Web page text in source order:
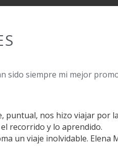
sido siempre mi mejor
puntual, nos hizo viajar por
recorrido y lo aprendido.
un viaje inolvidable. Elena